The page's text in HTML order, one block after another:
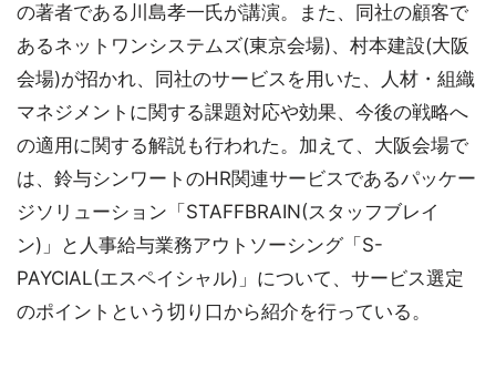
の著者である川島孝一氏が講演。また、同社の顧客で
あるネットワンシステムズ(東京会場)、村本建設(大阪
会場)が招かれ、同社のサービスを用いた、人材・組織
マネジメントに関する課題対応や効果、今後の戦略へ
の適用に関する解説も行われた。加えて、大阪会場で
は、鈴与シンワートのHR関連サービスであるパッケー
ジソリューション「STAFFBRAIN(スタッフブレイ
ン)」と人事給与業務アウトソーシング「S-
PAYCIAL(エスペイシャル)」について、サービス選定
のポイントという切り口から紹介を行っている。